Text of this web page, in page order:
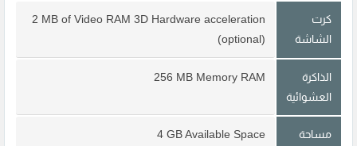
كرت
الشاشة
2 MB of Video RAM 3D Hardware acceleration
(optional)
الذاكرة
العشوائية
256 MB Memory RAM
مساحة
4 GB Available Space